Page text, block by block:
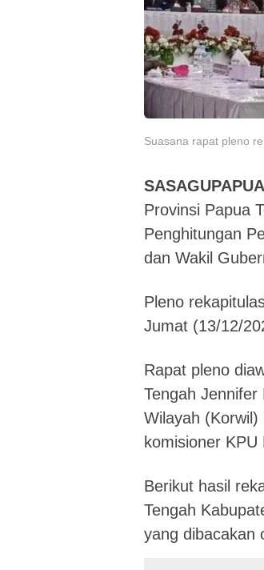
Suasana rapat pleno
Provinsi Papua
Penghitungan
dan Wakil
Pleno
Jumat (13/12/
Rapat pleno
Tengah Jennifer
Wilayah
komisioner
Berikut hasil
Tengah
yang dibacakan